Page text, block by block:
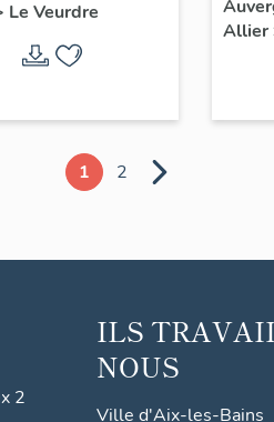
Le Veurdre
Allier
1 2
2
ILS
NOUS
Ville d'Aix-les-Bains